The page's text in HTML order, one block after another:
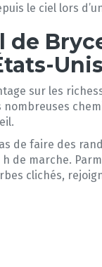
le ciel lors
Unis
sur les
de faire des
de marche.
clichés,